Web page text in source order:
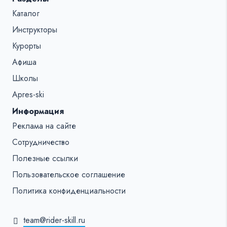
Каталог
Инструкторы
Курорты
Афиша
Школы
Apres-ski
Информация
Реклама на сайте
Сотрудничество
Полезные ссылки
Пользовательское соглашение
Политика конфиденциальности
team@rider-skill.ru